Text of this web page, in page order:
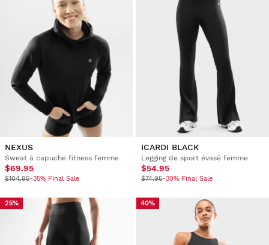
NEXUS
Sweat à capuche fitness femme
$69.95
$104.95-35% Final Sale
ICARDI BLACK
Legging de sport évasé femme
$54.95
$74.95-30% Final Sale
25% 40%